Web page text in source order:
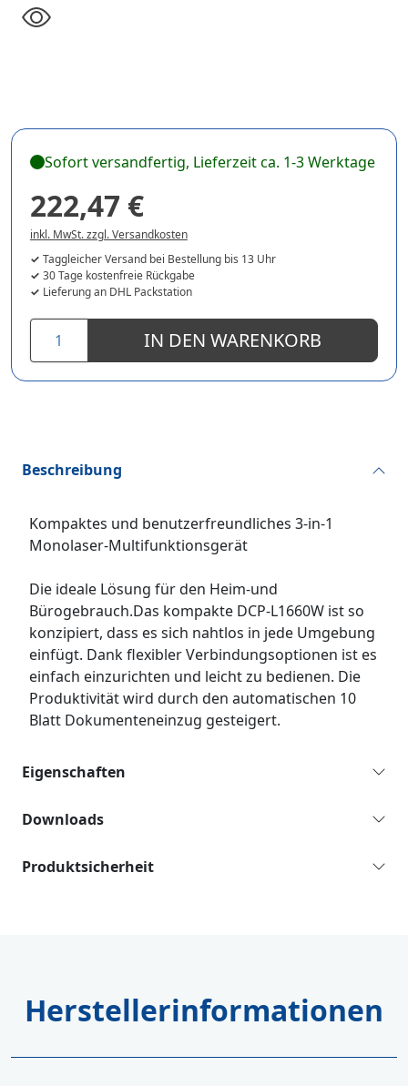
Sofort versandfertig, Lieferzeit ca. 1-3 Werktage
222,47 €
inkl. MwSt. zzgl. Versandkosten
Taggleicher Versand bei Bestellung bis 13 Uhr
30 Tage kostenfreie Rückgabe
Lieferung an DHL Packstation
IN DEN WARENKORB
Beschreibung
Kompaktes und benutzerfreundliches 3-in-1
Monolaser-Multifunktionsgerät
Die ideale Lösung für den Heim-und
Bürogebrauch.Das kompakte DCP-L1660W ist so
konzipiert, dass es sich nahtlos in jede Umgebung
einfügt. Dank flexibler Verbindungsoptionen ist es
einfach einzurichten und leicht zu bedienen. Die
Produktivität wird durch den automatischen 10
Blatt Dokumenteneinzug gesteigert.
Eigenschaften
Downloads
Produktsicherheit
Herstellerinformationen